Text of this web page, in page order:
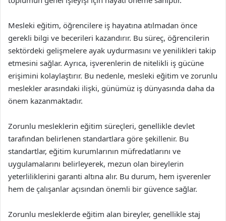
Mesleki eğitim, öğrencilere iş hayatına atılmadan önce
gerekli bilgi ve becerileri kazandırır. Bu süreç, öğrencilerin
sektördeki gelişmelere ayak uydurmasını ve yenilikleri takip
etmesini sağlar. Ayrıca, işverenlerin de nitelikli iş gücüne
erişimini kolaylaştırır. Bu nedenle, mesleki eğitim ve zorunlu
meslekler arasındaki ilişki, günümüz iş dünyasında daha da
önem kazanmaktadır.
Zorunlu mesleklerin eğitim süreçleri, genellikle devlet
tarafından belirlenen standartlara göre şekillenir. Bu
standartlar, eğitim kurumlarının müfredatlarını ve
uygulamalarını belirleyerek, mezun olan bireylerin
yeterliliklerini garanti altına alır. Bu durum, hem işverenler
hem de çalışanlar açısından önemli bir güvence sağlar.
Zorunlu mesleklerde eğitim alan bireyler, genellikle staj